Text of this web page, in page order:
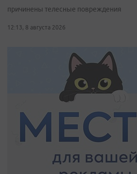
причинены телесные повреждения
12:13, 8 августа 2026